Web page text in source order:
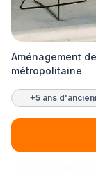
Aménagement
métropolitaine
+5 ans